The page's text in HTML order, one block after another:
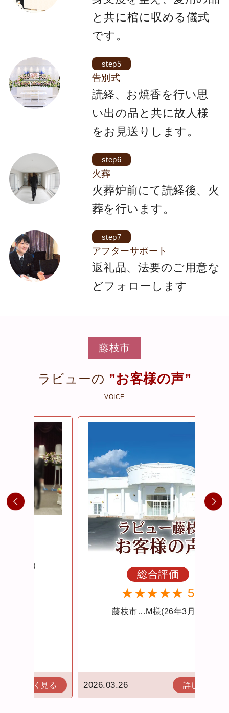
と共に棺に収める儀式
です。
step5
告別式
読経、お焼香を行い思
い出の品と共に故人様
をお見送りします。
step6
火葬
火葬炉前にて読経後、火
葬を行います。
step7
アフターサポート
返礼品、法要のご用意な
どフォローします
藤枝市
ラビューの ”お客様の声”
VOICE
総合評価
★★★★★ 5
藤枝市…M様(26年3月）
2026.03.26 詳しく見る